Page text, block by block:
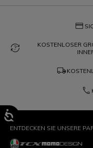
credit_card
question_exchange
KOSTENLOSER
local_shipping
phone
ENTDECKEN SIE UNSERE